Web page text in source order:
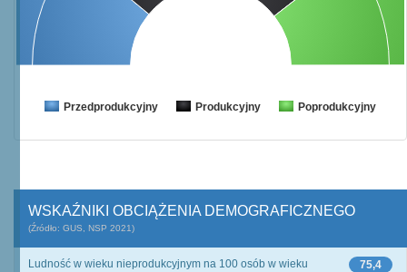
Przedprodukcyjny Produkcyjny Poprodukcyjny
WSKAŹNIKI OBCIĄŻENIA DEMOGRAFICZNEGO
(Źródło: GUS, NSP 2021)
75,4
Ludność w wieku nieprodukcyjnym na 100 osób w wieku